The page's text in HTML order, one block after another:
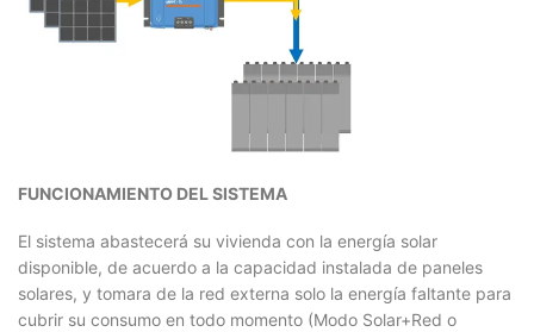
FUNCIONAMIENTO DEL SISTEMA
El sistema abastecerá su vivienda con la energía solar
disponible, de acuerdo a la capacidad instalada de paneles
solares, y tomara de la red externa solo la energía faltante para
cubrir su consumo en todo momento (Modo Solar+Red o